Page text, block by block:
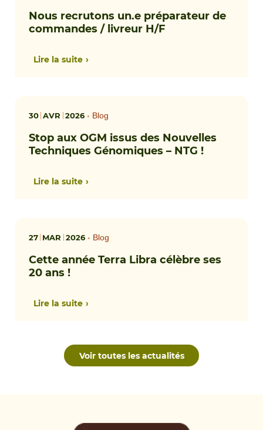
Nous recrutons un.e préparateur de
commandes / livreur H/F
Lire la suite
30 AVR 2026• Blog
Stop aux OGM issus des Nouvelles
Techniques Génomiques – NTG !
Lire la suite
27 MAR 2026• Blog
Cette année Terra Libra célèbre ses
20 ans !
Lire la suite
Voir toutes les actualités